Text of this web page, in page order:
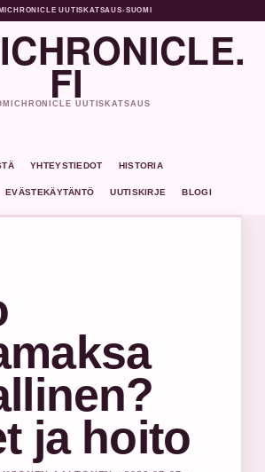
UUTISKATSAUS•SUOMI
FIUUTISKATSAUS
YHTEYSTIEDOT HISTORIA
EVÄSTEKÄYTÄNTÖ UUTISKIRJE BLOGI
ja hoito